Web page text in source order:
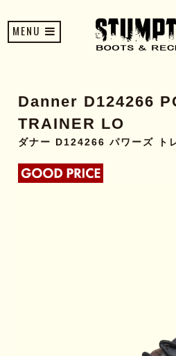
MENU
Danner D124266
TRAINER LO
ダナー D124266 パワーズ ト